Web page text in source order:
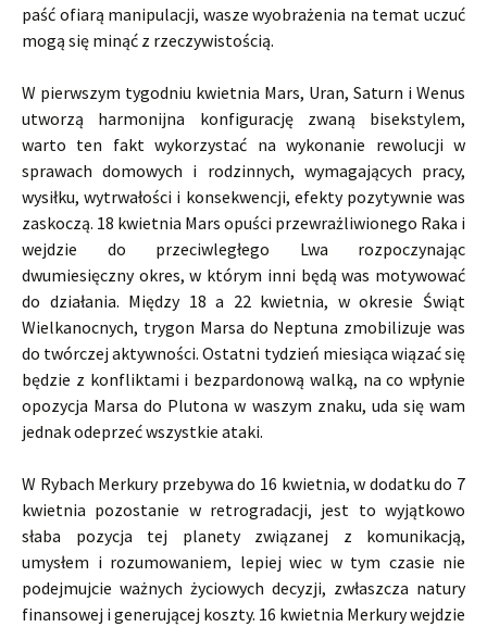
paść ofiarą manipulacji, wasze wyobrażenia na temat uczuć
mogą się minąć z rzeczywistością.
W pierwszym tygodniu kwietnia Mars, Uran, Saturn i Wenus
utworzą harmonijna konfigurację zwaną bisekstylem,
warto ten fakt wykorzystać na wykonanie rewolucji w
sprawach domowych i rodzinnych, wymagających pracy,
wysiłku, wytrwałości i konsekwencji, efekty pozytywnie was
zaskoczą. 18 kwietnia Mars opuści przewrażliwionego Raka i
wejdzie do przeciwległego Lwa rozpoczynając
dwumiesięczny okres, w którym inni będą was motywować
do działania. Między 18 a 22 kwietnia, w okresie Świąt
Wielkanocnych, trygon Marsa do Neptuna zmobilizuje was
do twórczej aktywności. Ostatni tydzień miesiąca wiązać się
będzie z konfliktami i bezpardonową walką, na co wpłynie
opozycja Marsa do Plutona w waszym znaku, uda się wam
jednak odeprzeć wszystkie ataki.
W Rybach Merkury przebywa do 16 kwietnia, w dodatku do 7
kwietnia pozostanie w retrogradacji, jest to wyjątkowo
słaba pozycja tej planety związanej z komunikacją,
umysłem i rozumowaniem, lepiej wiec w tym czasie nie
podejmujcie ważnych życiowych decyzji, zwłaszcza natury
finansowej i generującej koszty. 16 kwietnia Merkury wejdzie